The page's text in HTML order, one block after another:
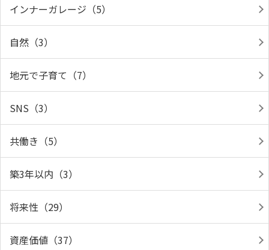
インナーガレージ（5）
自然（3）
地元で子育て（7）
SNS（3）
共働き（5）
築3年以内（3）
将来性（29）
資産価値（37）